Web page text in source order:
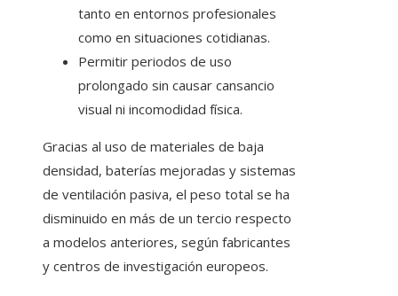
tanto en entornos profesionales
como en situaciones cotidianas.
Permitir periodos de uso
prolongado sin causar cansancio
visual ni incomodidad física.
Gracias al uso de materiales de baja
densidad, baterías mejoradas y sistemas
de ventilación pasiva, el peso total se ha
disminuido en más de un tercio respecto
a modelos anteriores, según fabricantes
y centros de investigación europeos.